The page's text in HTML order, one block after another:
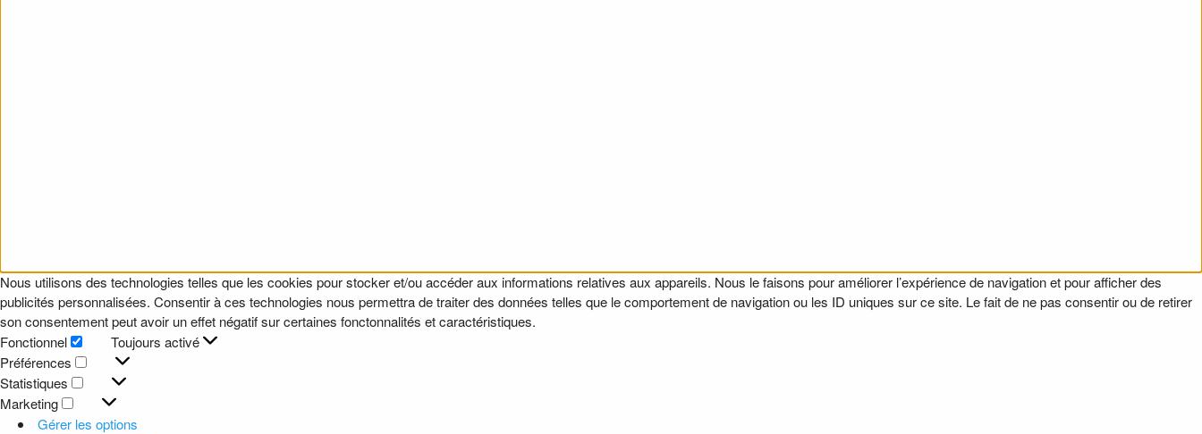
Nous utilisons des technologies telles que les cookies pour stocker et/ou accéder aux informations relatives aux appareils. Nous le faisons pour améliorer l’expérience de navigation et pour afficher des
publicités personnalisées. Consentir à ces technologies nous permettra de traiter des données telles que le comportement de navigation ou les ID uniques sur ce site. Le fait de ne pas consentir ou de retirer
son consentement peut avoir un effet négatif sur certaines fonctonnalités et caractéristiques.
Fonctionnel
Fonctionnel
Toujours activé
Préférences
Préférences
Statistiques
Statistiques
Marketing
Marketing
Gérer les options